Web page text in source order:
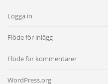
Logga in
Flöde för inlägg
Flöde för kommentarer
WordPress.org